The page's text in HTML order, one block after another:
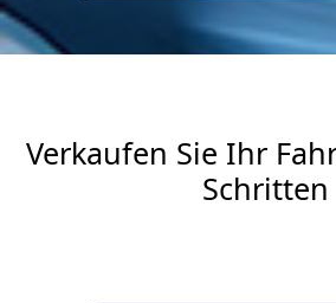
Verkaufen Sie Ihr
Schritten